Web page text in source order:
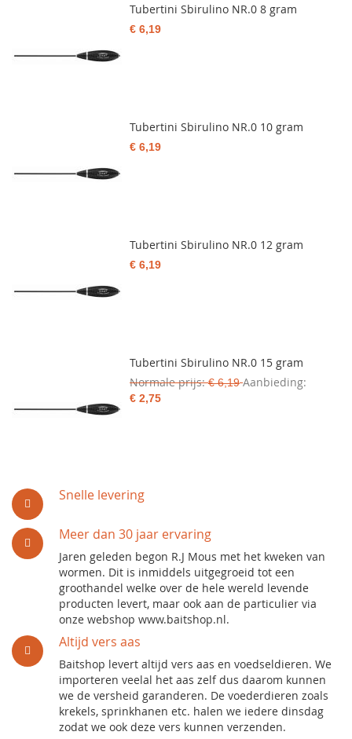
Snelle levering
Meer dan 30 jaar ervaring
Jaren geleden begon R.J Mous met het kweken van
wormen. Dit is inmiddels uitgegroeid tot een
groothandel welke over de hele wereld levende
producten levert, maar ook aan de particulier via
onze webshop www.baitshop.nl.
Altijd vers aas
Baitshop levert altijd vers aas en voedseldieren. We
importeren veelal het aas zelf dus daarom kunnen
we de versheid garanderen. De voederdieren zoals
krekels, sprinkhanen etc. halen we iedere dinsdag
zodat we ook deze vers kunnen verzenden.
Tubertini Sbirulino NR.0 8 gram
€ 6,19
Tubertini Sbirulino NR.0 10 gram
€ 6,19
Tubertini Sbirulino NR.0 12 gram
€ 6,19
Tubertini Sbirulino NR.0 15 gram
Normale prijs € 6,19 Aanbieding
€ 2,75